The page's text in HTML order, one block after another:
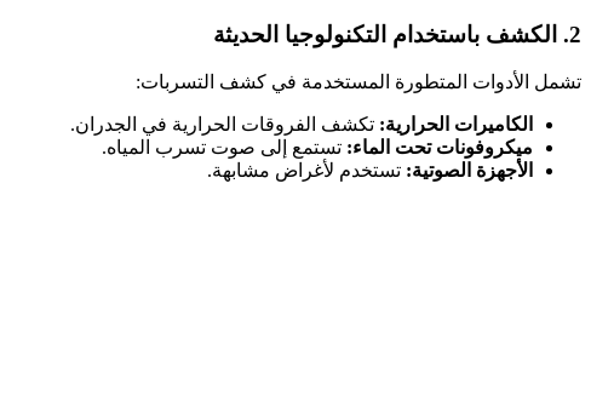
2. الكشف باستخدام التكنولوجيا الحديثة
تشمل الأدوات المتطورة المستخدمة في كشف التسربات:
الكاميرات الحرارية: تكشف الفروقات الحرارية في الجدران.
ميكروفونات تحت الماء: تستمع إلى صوت تسرب المياه.
الأجهزة الصوتية: تستخدم لأغراض مشابهة.